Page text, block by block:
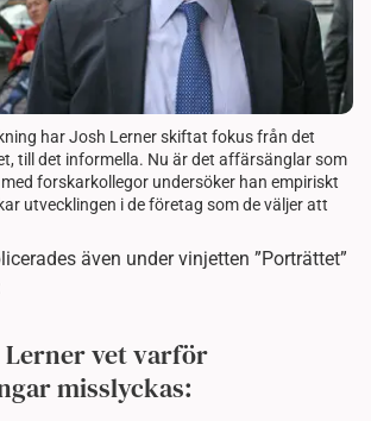
har Josh Lerner skiftat fokus från det
till det informella. Nu är det affärsänglar som
forskarkollegor undersöker han empiriskt
utvecklingen i de företag som de väljer att
även under vinjetten ”Porträttet”
Lerner vet varför
misslyckas: